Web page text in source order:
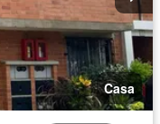
Casa